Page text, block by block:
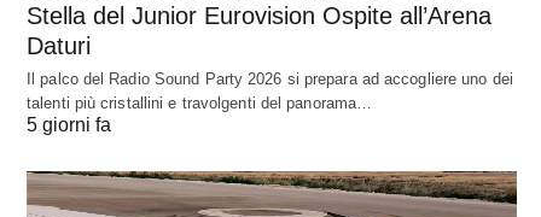
Stella del Junior Eurovision Ospite all’Arena
Daturi
Il palco del Radio Sound Party 2026 si prepara ad accogliere uno dei
talenti più cristallini e travolgenti del panorama…
5 giorni fa